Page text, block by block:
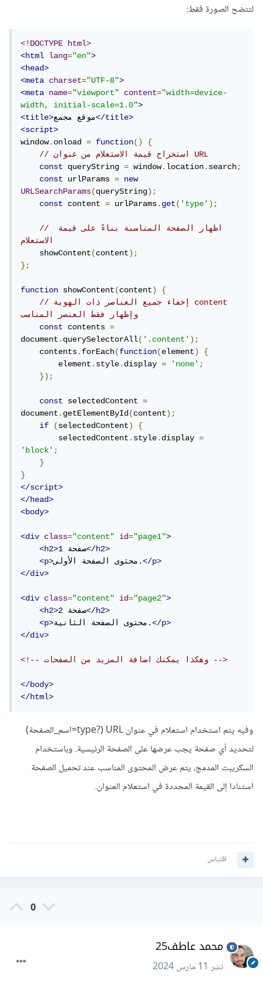
لتتضح الصورة فقط:
<!DOCTYPE html>
<html
lang="en">
<head>
<meta
charset="UTF-8">
<meta
name="viewport" content="width=device-
width, initial-scale=1.0">
<title>موقع مجمع</title>
<script>
window.onload = function()
{
// استخراج قيمة الاستعلام من عنوان URL
const
queryString = window.location.search;
const
urlParams =
new
URLSearchParams(queryString);
const
content = urlParams.get('type');
// اظهار الصفحة المناسبة بناءً على قيمة
الاستعلام
    showContent
(content);
};
function showContent(content)
{
// إخفاء جميع العناصر ذات الهوية content
وإظهار فقط العنصر المناسب
const
contents =
document.querySelectorAll('.content');
    contents
.forEach(function(element)
{
        element
.style.display = 'none';
});
const selectedContent =
document.getElementById(content);
if
(selectedContent)
{
        selectedContent
.style.display =
'block';
}
}
</script>
</head>
<body>
<div class="content" id="page1">
<h2>
صفحة 1</h2>
<p>
محتوى الصفحة الأولى.</p>
</div>
<div class="content" id="page2">
<h2>
صفحة 2</h2>
<p>
محتوى الصفحة الثانية.</p>
</div>
<!-- وهكذا يمكنك اضافة المزيد من الصفحات -->
</body>
</html>
وفيه يتم استخدام استعلام في عنوان URL (?type=اسم_الصفحة)
لتحديد أي صفحة يجب عرضها على الصفحة الرئيسية. وباستخدام
السكريبت المدمج، يتم عرض المحتوى المناسب عند تحميل الصفحة
استنادا إلى القيمة المحددة في استعلام العنوان.
اقتباس
0
محمد عاطف25
نشر11 مارس 2024